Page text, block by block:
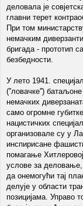
деловала је
главни терет
При том
немачким
бригада - прототип
безбедности.
У лето 1941.
(''ловачке'')
немачких
само огромне
нацистичких
организовале су у
инспирисане
помагање
услове за деловање,
да онемогући тај
делује у области
позицијама. Управо